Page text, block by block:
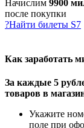
Начислим 9900
после покупки
?Найти билеты S7
Как заработать
За каждые 5
товаров в
Укажите
поле при